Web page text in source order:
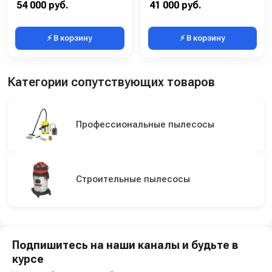
54 000 руб.
⚡ В корзину
41 000 руб.
⚡ В корзину
Категории сопутствующих товаров
Профессиональные пылесосы
Строительные пылесосы
Подпишитесь на наши каналы и будьте в
курсе